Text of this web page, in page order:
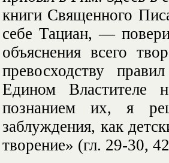
книги Священного
себе Тациан, —
объяснения всего
превосходству
Едином Властителе
познанием их, я
заблуждения, как
творение» (гл. 29-30,